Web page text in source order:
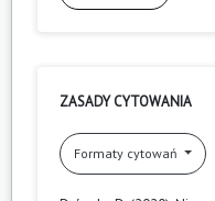
ZASADY CYTOWANIA
Formaty cytowań